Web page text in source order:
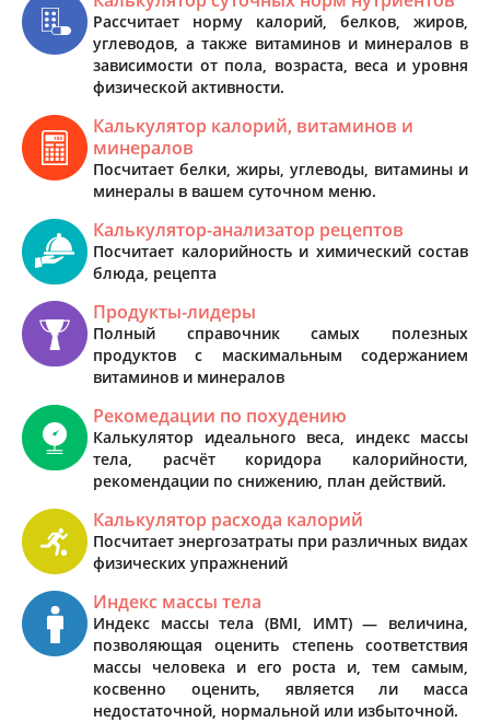
Рассчитает норму калорий, белков, жиров,
углеводов, а также витаминов и минералов в
зависимости от пола, возраста, веса и уровня
физической активности.
Калькулятор калорий, витаминов и
минералов
Посчитает белки, жиры, углеводы, витамины и
минералы в вашем суточном меню.
Калькулятор-анализатор рецептов
Посчитает калорийность и химический состав
блюда, рецепта
Продукты-лидеры
Полный справочник самых полезных
продуктов с маскимальным содержанием
витаминов и минералов
Рекомедации по похудению
Калькулятор идеального веса, индекс массы
тела, расчёт коридора калорийности,
рекомендации по снижению, план действий.
Калькулятор расхода калорий
Посчитает энергозатраты при различных видах
физических упражнений
Индекс массы тела
Индекс массы тела (BMI, ИМТ) — величина,
позволяющая оценить степень соответствия
массы человека и его роста и, тем самым,
косвенно оценить, является ли масса
недостаточной, нормальной или избыточной.